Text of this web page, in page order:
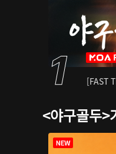
[FAST
<야구골두>